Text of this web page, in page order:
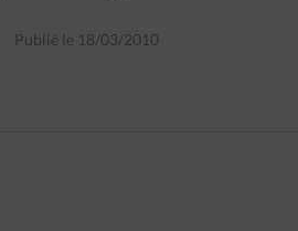
Publié le 18/03/2010